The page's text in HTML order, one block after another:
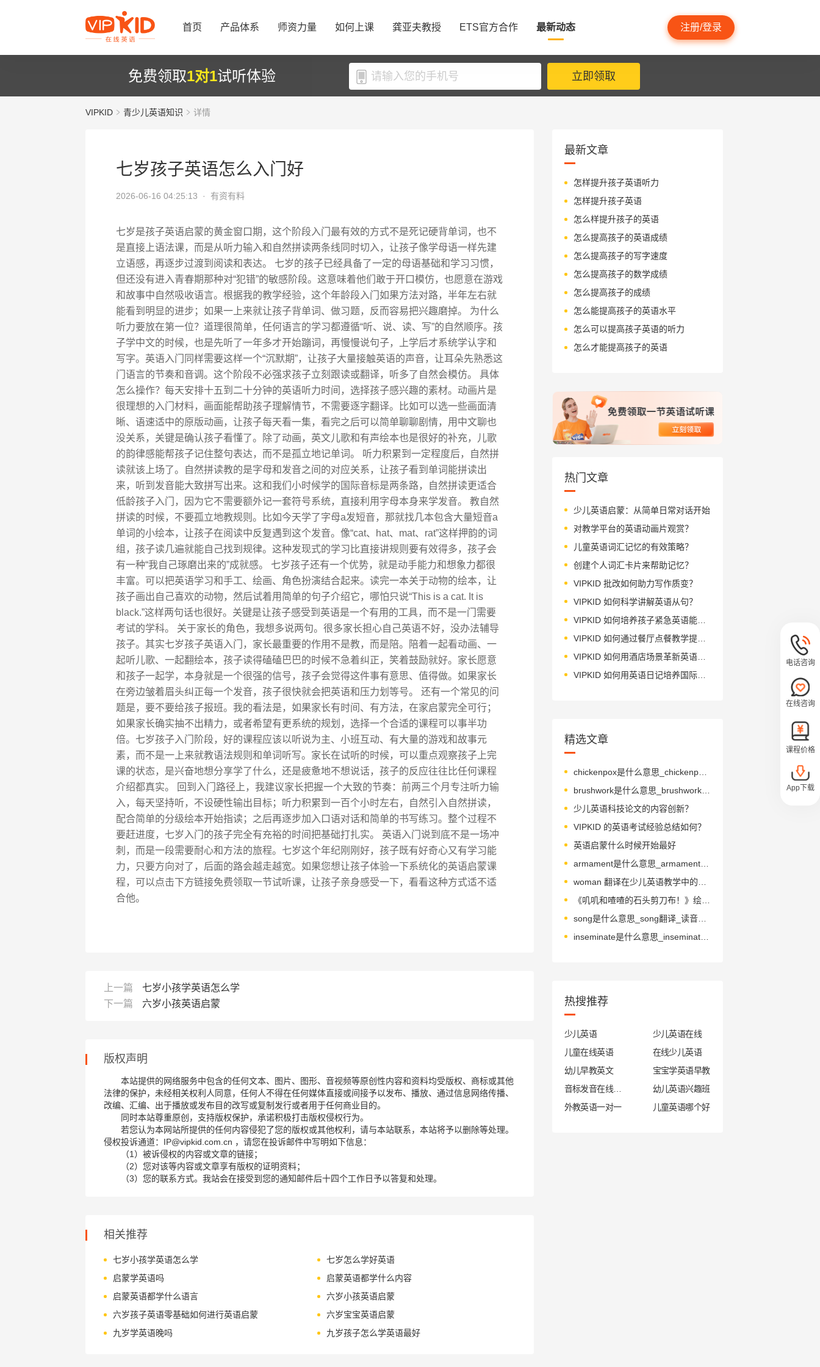
首页 产品体系 师资力量 如何上课 龚亚夫教授 ETS官方合作 最新动态 注册/登录
免费领取1对1试听体验 立即领取
VIPKID 青少儿英语知识 详情
七岁孩子英语怎么入门好
2026-06-16 04:25:13 · 有资有料
七岁是孩子英语启蒙的黄金窗口期，这个阶段入门最有效的方式不是死记硬背单词，也不
是直接上语法课，而是从听力输入和自然拼读两条线同时切入，让孩子像学母语一样先建
立语感，再逐步过渡到阅读和表达。 七岁的孩子已经具备了一定的母语基础和学习习惯，
但还没有进入青春期那种对“犯错”的敏感阶段。这意味着他们敢于开口模仿，也愿意在游戏
和故事中自然吸收语言。根据我的教学经验，这个年龄段入门如果方法对路，半年左右就
能看到明显的进步；如果一上来就让孩子背单词、做习题，反而容易把兴趣磨掉。 为什么
听力要放在第一位？道理很简单，任何语言的学习都遵循“听、说、读、写”的自然顺序。孩
子学中文的时候，也是先听了一年多才开始蹦词，再慢慢说句子，上学后才系统学认字和
写字。英语入门同样需要这样一个“沉默期”，让孩子大量接触英语的声音，让耳朵先熟悉这
门语言的节奏和音调。这个阶段不必强求孩子立刻跟读或翻译，听多了自然会模仿。 具体
怎么操作？每天安排十五到二十分钟的英语听力时间，选择孩子感兴趣的素材。动画片是
很理想的入门材料，画面能帮助孩子理解情节，不需要逐字翻译。比如可以选一些画面清
晰、语速适中的原版动画，让孩子每天看一集，看完之后可以简单聊聊剧情，用中文聊也
没关系，关键是确认孩子看懂了。除了动画，英文儿歌和有声绘本也是很好的补充，儿歌
的韵律感能帮孩子记住整句表达，而不是孤立地记单词。 听力积累到一定程度后，自然拼
读就该上场了。自然拼读教的是字母和发音之间的对应关系，让孩子看到单词能拼读出
来，听到发音能大致拼写出来。这和我们小时候学的国际音标是两条路，自然拼读更适合
低龄孩子入门，因为它不需要额外记一套符号系统，直接利用字母本身来学发音。 教自然
拼读的时候，不要孤立地教规则。比如今天学了字母a发短音，那就找几本包含大量短音a
单词的小绘本，让孩子在阅读中反复遇到这个发音。像“cat、hat、mat、rat”这样押韵的词
组，孩子读几遍就能自己找到规律。这种发现式的学习比直接讲规则要有效得多，孩子会
有一种“我自己琢磨出来的”成就感。 七岁孩子还有一个优势，就是动手能力和想象力都很
丰富。可以把英语学习和手工、绘画、角色扮演结合起来。读完一本关于动物的绘本，让
孩子画出自己喜欢的动物，然后试着用简单的句子介绍它，哪怕只说“This is a cat. It is
black.”这样两句话也很好。关键是让孩子感受到英语是一个有用的工具，而不是一门需要
考试的学科。 关于家长的角色，我想多说两句。很多家长担心自己英语不好，没办法辅导
孩子。其实七岁孩子英语入门，家长最重要的作用不是教，而是陪。陪着一起看动画、一
起听儿歌、一起翻绘本，孩子读得磕磕巴巴的时候不急着纠正，笑着鼓励就好。家长愿意
和孩子一起学，本身就是一个很强的信号，孩子会觉得这件事有意思、值得做。如果家长
在旁边皱着眉头纠正每一个发音，孩子很快就会把英语和压力划等号。 还有一个常见的问
题是，要不要给孩子报班。我的看法是，如果家长有时间、有方法，在家启蒙完全可行；
如果家长确实抽不出精力，或者希望有更系统的规划，选择一个合适的课程可以事半功
倍。七岁孩子入门阶段，好的课程应该以听说为主、小班互动、有大量的游戏和故事元
素，而不是一上来就教语法规则和单词听写。家长在试听的时候，可以重点观察孩子上完
课的状态，是兴奋地想分享学了什么，还是疲惫地不想说话，孩子的反应往往比任何课程
介绍都真实。 回到入门路径上，我建议家长把握一个大致的节奏：前两三个月专注听力输
入，每天坚持听，不设硬性输出目标；听力积累到一百个小时左右，自然引入自然拼读，
配合简单的分级绘本开始指读；之后再逐步加入口语对话和简单的书写练习。整个过程不
要赶进度，七岁入门的孩子完全有充裕的时间把基础打扎实。 英语入门说到底不是一场冲
刺，而是一段需要耐心和方法的旅程。七岁这个年纪刚刚好，孩子既有好奇心又有学习能
力，只要方向对了，后面的路会越走越宽。如果您想让孩子体验一下系统化的英语启蒙课
程，可以点击下方链接免费领取一节试听课，让孩子亲身感受一下，看看这种方式适不适
合他。
上一篇
七岁小孩学英语怎么学
下一篇
六岁小孩英语启蒙
版权声明
本站提供的网络服务中包含的任何文本、图片、图形、音视频等原创性内容和资料均受版权、商标或其他
法律的保护，未经相关权利人同意，任何人不得在任何媒体直接或间接予以发布、播放、通过信息网络传播、
改编、汇编、出于播放或发布目的改写或复制发行或者用于任何商业目的。
同时本站尊重原创，支持版权保护，承诺积极打击版权侵权行为。
若您认为本网站所提供的任何内容侵犯了您的版权或其他权利，请与本站联系，本站将予以删除等处理。
侵权投诉通道：IP@vipkid.com.cn ，请您在投诉邮件中写明如下信息：
（1）被诉侵权的内容或文章的链接；
（2）您对该等内容或文章享有版权的证明资料；
（3）您的联系方式。我站会在接受到您的通知邮件后十四个工作日予以答复和处理。
相关推荐
七岁小孩学英语怎么学
七岁怎么学好英语
启蒙学英语吗
启蒙英语都学什么内容
启蒙英语都学什么语言
六岁小孩英语启蒙
六岁孩子英语零基础如何进行英语启蒙
六岁宝宝英语启蒙
九岁学英语晚吗
九岁孩子怎么学英语最好
最新文章
怎样提升孩子英语听力
怎样提升孩子英语
怎么样提升孩子的英语
怎么提高孩子的英语成绩
怎么提高孩子的写字速度
怎么提高孩子的数学成绩
怎么提高孩子的成绩
怎么能提高孩子的英语水平
怎么可以提高孩子英语的听力
怎么才能提高孩子的英语
热门文章
少儿英语启蒙：从简单日常对话开始
对教学平台的英语动画片观赏？
儿童英语词汇记忆的有效策略？
创建个人词汇卡片来帮助记忆？
VIPKID 批改如何助力写作质变？
VIPKID 如何科学讲解英语从句？
VIPKID 如何培养孩子紧急英语能力？
VIPKID 如何通过餐厅点餐教学提升少儿英语应用能力？
VIPKID 如何用酒店场景革新英语教学？
VIPKID 如何用英语日记培养国际化人才？
精选文章
chickenpox是什么意思_chickenpox怎么读_音标ˈtʃɪkɪnpɒks
brushwork是什么意思_brushwork怎么读_音标ˈbrʌʃwɜ-k
少儿英语科技论文的内容创新？
VIPKID 的英语考试经验总结如何？
英语启蒙什么时候开始最好
armament是什么意思_armament怎么读_音标ˈɑ-məmənt
《叽叽和喳喳的石头剪刀布！》绘本简介
song是什么意思_song翻译_读音_用法_翻译
inseminate是什么意思_inseminate怎么读_音标ɪn'semɪneɪt
热搜推荐
少儿英语
少儿英语在线
儿童在线英语
在线少儿英语
幼儿早教英文
宝宝学英语早教
幼儿英语兴趣班
外教英语一对一
儿童英语哪个好
电话咨询
在线咨询
课程价格
App下载